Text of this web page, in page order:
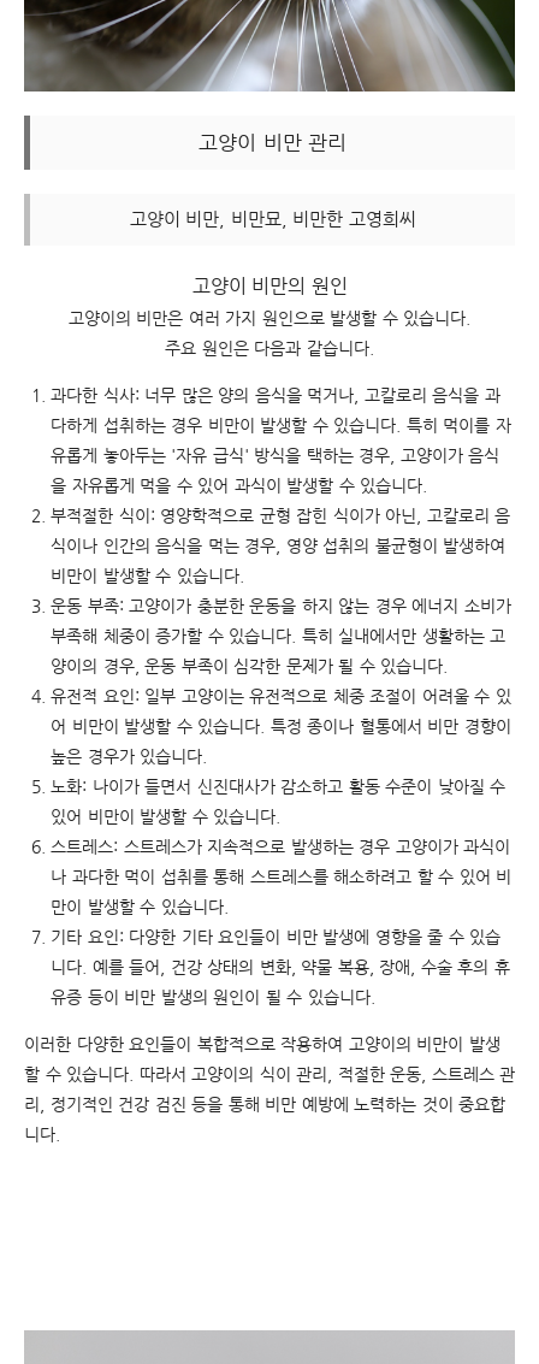
고양이 비만 관리
고양이 비만, 비만묘, 비만한 고영희씨
고양이 비만의 원인
고양이의 비만은 여러 가지 원인으로 발생할 수 있습니다.
주요 원인은 다음과 같습니다.
과다한 식사: 너무 많은 양의 음식을 먹거나, 고칼로리 음식을 과
다하게 섭취하는 경우 비만이 발생할 수 있습니다. 특히 먹이를 자
유롭게 놓아두는 '자유 급식' 방식을 택하는 경우, 고양이가 음식
을 자유롭게 먹을 수 있어 과식이 발생할 수 있습니다.
부적절한 식이: 영양학적으로 균형 잡힌 식이가 아닌, 고칼로리 음
식이나 인간의 음식을 먹는 경우, 영양 섭취의 불균형이 발생하여
비만이 발생할 수 있습니다.
운동 부족: 고양이가 충분한 운동을 하지 않는 경우 에너지 소비가
부족해 체중이 증가할 수 있습니다. 특히 실내에서만 생활하는 고
양이의 경우, 운동 부족이 심각한 문제가 될 수 있습니다.
유전적 요인: 일부 고양이는 유전적으로 체중 조절이 어려울 수 있
어 비만이 발생할 수 있습니다. 특정 종이나 혈통에서 비만 경향이
높은 경우가 있습니다.
노화: 나이가 들면서 신진대사가 감소하고 활동 수준이 낮아질 수
있어 비만이 발생할 수 있습니다.
스트레스: 스트레스가 지속적으로 발생하는 경우 고양이가 과식이
나 과다한 먹이 섭취를 통해 스트레스를 해소하려고 할 수 있어 비
만이 발생할 수 있습니다.
기타 요인: 다양한 기타 요인들이 비만 발생에 영향을 줄 수 있습
니다. 예를 들어, 건강 상태의 변화, 약물 복용, 장애, 수술 후의 휴
유증 등이 비만 발생의 원인이 될 수 있습니다.
이러한 다양한 요인들이 복합적으로 작용하여 고양이의 비만이 발생
할 수 있습니다. 따라서 고양이의 식이 관리, 적절한 운동, 스트레스 관
리, 정기적인 건강 검진 등을 통해 비만 예방에 노력하는 것이 중요합
니다.